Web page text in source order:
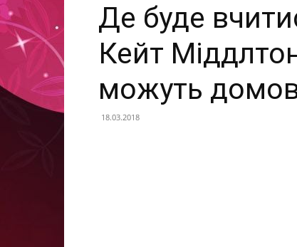
Де буде
Кейт
можуть
18.03.2018